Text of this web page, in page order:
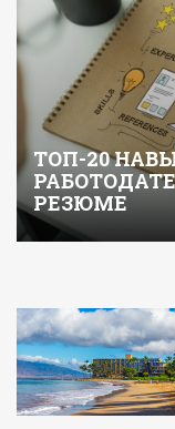
ТОП-20
РЕЗЮМЕ